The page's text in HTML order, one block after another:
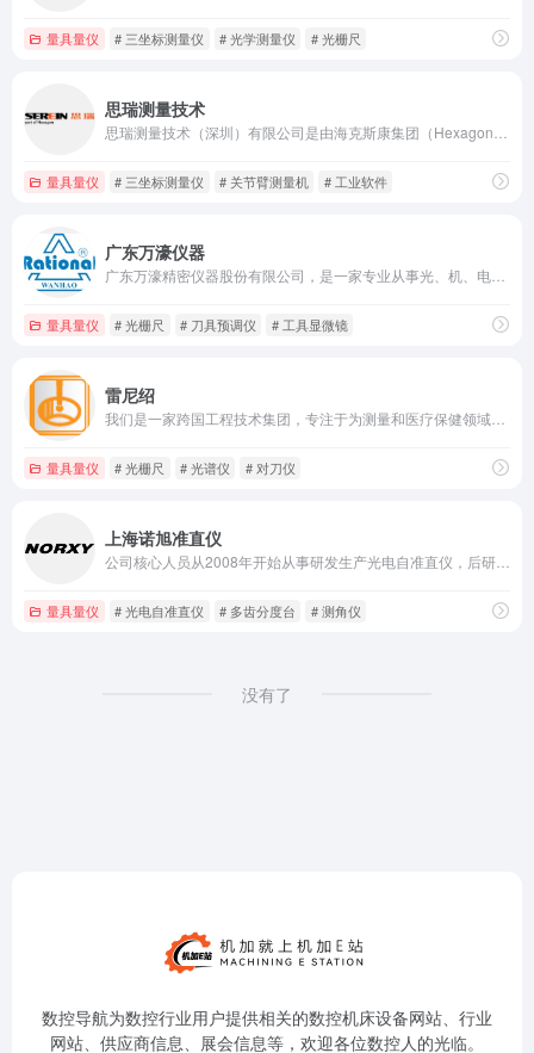
量具量仪 # 三坐标测量仪 # 光学测量仪 # 光栅尺
思瑞测量技术
量具量仪 # 三坐标测量仪 # 关节臂测量机 # 工业软件
广东万濠仪器
量具量仪 # 光栅尺 # 刀具预调仪 # 工具显微镜
雷尼绍
量具量仪 # 光栅尺 # 光谱仪 # 对刀仪
上海诺旭准直仪
量具量仪 # 光电自准直仪 # 多齿分度台 # 测角仪
没有了
数控导航为数控行业用户提供相关的数控机床设备网站、行业
网站、供应商信息、展会信息等，欢迎各位数控人的光临。